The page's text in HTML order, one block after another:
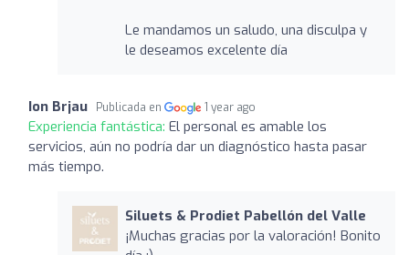
Le mandamos un saludo, una disculpa y
le deseamos excelente día
Ion Brjau Publicada en 1 year ago
Experiencia fantástica: El personal es amable los
servicios, aún no podría dar un diagnóstico hasta pasar
más tiempo.
Siluets & Prodiet Pabellón del Valle
¡Muchas gracias por la valoración! Bonito